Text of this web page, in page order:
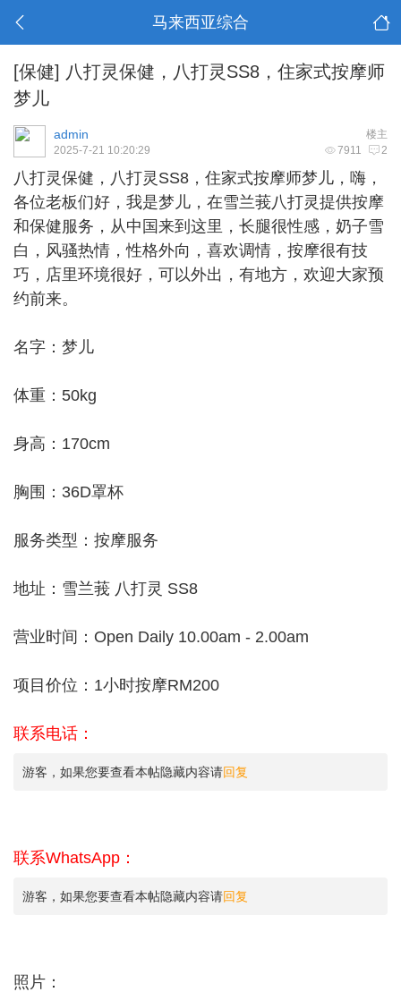
马来西亚综合
[保健] 八打灵保健，八打灵SS8，住家式按摩师
梦儿
楼主
admin
7911 2
2025-7-21 10:20:29
八打灵保健 ，八打灵SS8，住家式按摩师梦儿，嗨，
各位老板们好，我是梦儿，在雪兰莪八打灵提供按摩
和保健服务，从中国来到这里，长腿很性感，奶子雪
白，风骚热情，性格外向，喜欢调情，按摩很有技
巧，店里环境很好，可以外出，有地方，欢迎大家预
约前来。
名字：梦儿
体重：50kg
身高：170cm
胸围：36D罩杯
服务类型：按摩服务
地址：雪兰莪 八打灵 SS8
营业时间：Open Daily 10.00am - 2.00am
项目价位：1小时按摩RM200
联系电话：
游客，如果您要查看本帖隐藏内容请回复
联系WhatsApp：
游客，如果您要查看本帖隐藏内容请回复
照片：